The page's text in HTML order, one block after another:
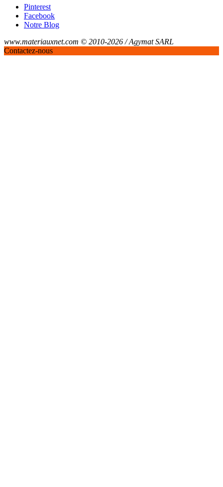
Pinterest
Facebook
Notre Blog
www.materiauxnet.com © 2010-2026 / Agymat SARL
Contactez-nous